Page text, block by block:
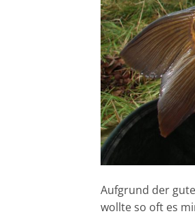
Aufgrund der
wollte so oft es